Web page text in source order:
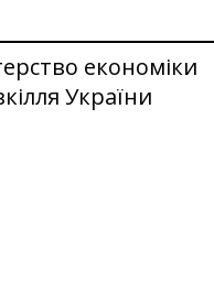
економіки
України